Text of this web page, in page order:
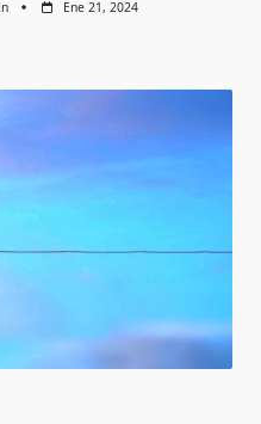
Ene 21, 2024